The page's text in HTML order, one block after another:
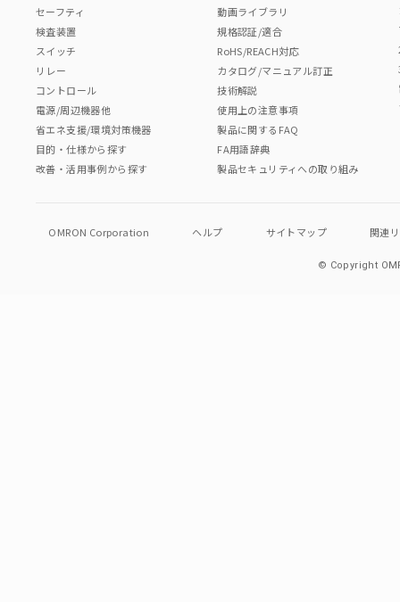
セーフティ
検査装置
スイッチ
リレー
コントロール
電源/周辺機器他
省エネ支援/環境対策機器
目的・仕様から探す
改善・活用事例から探す
動画ライブラリ
規格認証/適合
RoHS/REACH対応
カタログ/マニュアル訂正
技術解説
使用上の注意事項
製品に関するFAQ
FA用語辞典
製品セキュリティへの取り組み
OMRON Corporation ヘルプ サイトマップ 関連
© Copyright